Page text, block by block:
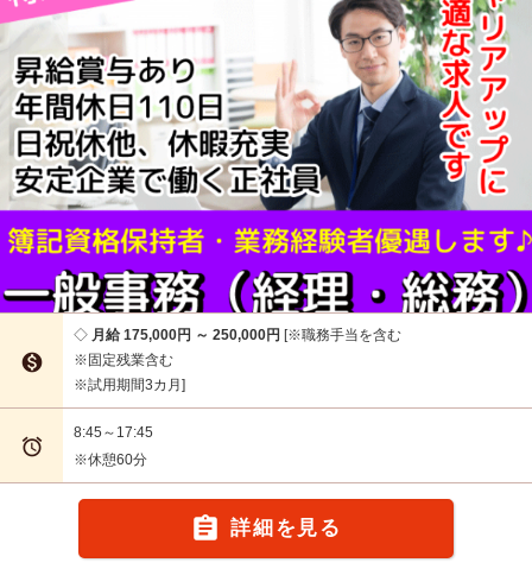

月給 175,000円 ～ 250,000円 ※職務手当を含む
※固定残業含む
※試用期間3カ月

8:45～17:45
※休憩60分
 詳細を見る